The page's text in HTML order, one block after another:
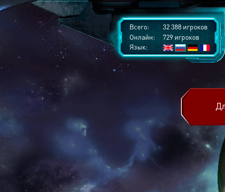
Всего:
32 388 игроков
Онлайн:
729 игроков
Язык: